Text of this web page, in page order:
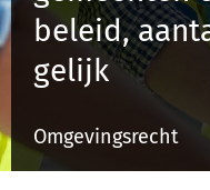
beleid,
gelijk
Omgevingsrecht